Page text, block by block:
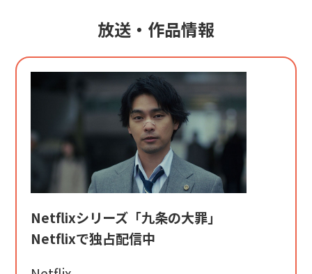
放送・作品情報
Netflixシリーズ「九条の大罪」
Netflixで独占配信中